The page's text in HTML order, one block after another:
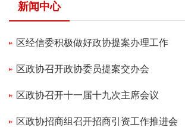
新闻中心
区经信委积极做好政协提案办理工作
区政协召开政协委员提案交办会
区政协召开十一届十九次主席会议
区政协招商组召开招商引资工作推进会